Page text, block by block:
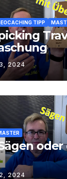
TIPP
2024
2024